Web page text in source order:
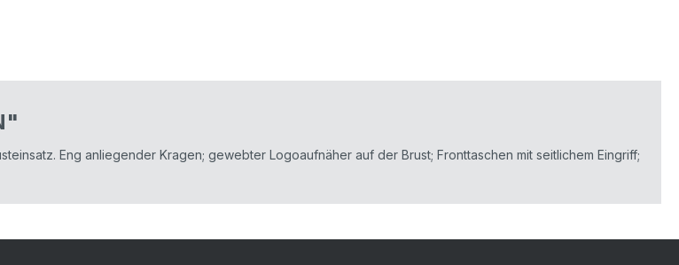
Eng anliegender Kragen; gewebter Logoaufnäher auf der Brust; Fronttaschen mit seitlichem Eingriff;